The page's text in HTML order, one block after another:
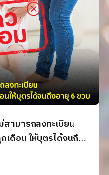
ามารถลงทะเบียน
เดือน ให้บุตรได้จนถึง